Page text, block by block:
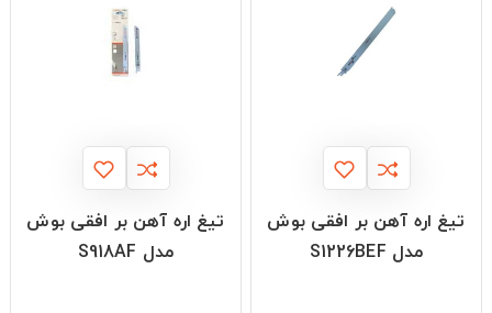
تیغ اره آهن بر افقی بوش
مدل S1226BEF
تیغ اره آهن بر افقی بوش
مدل S918AF